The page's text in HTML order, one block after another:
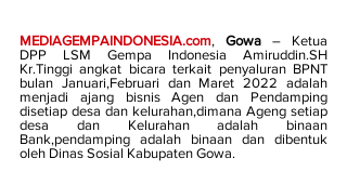
MEDIAGEMPAINDONESIA.com, Gowa – Ketua
DPP LSM Gempa Indonesia Amiruddin.SH
Kr.Tinggi angkat bicara terkait penyaluran BPNT
bulan Januari,Februari dan Maret 2022 adalah
menjadi ajang bisnis Agen dan Pendamping
disetiap desa dan kelurahan,dimana Ageng setiap
desa dan Kelurahan adalah binaan
Bank,pendamping adalah binaan dan dibentuk
oleh Dinas Sosial Kabupaten Gowa.